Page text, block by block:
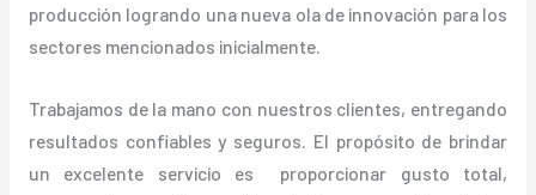
producción logrando una nueva ola de innovación para los
sectores mencionados inicialmente.
Trabajamos de la mano con nuestros clientes, entregando
resultados confiables y seguros. El propósito de brindar
un excelente servicio es proporcionar gusto total,